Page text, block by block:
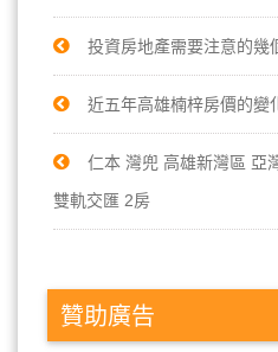
投資房地產需要注意的幾
近五年高雄楠梓房價的變
仁本 灣兜 高雄新灣區 亞
雙軌交匯 2房
贊助廣告